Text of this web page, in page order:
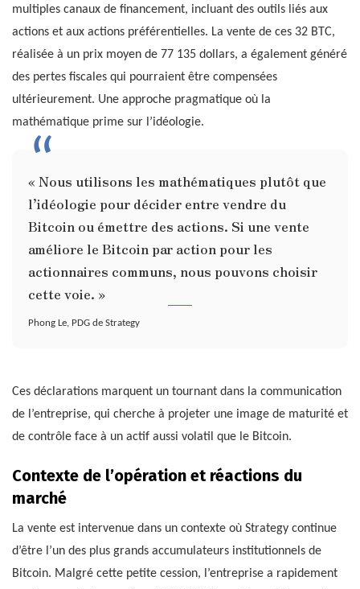
multiples canaux de financement, incluant des outils liés aux
actions et aux actions préférentielles. La vente de ces 32 BTC,
réalisée à un prix moyen de 77 135 dollars, a également généré
des pertes fiscales qui pourraient être compensées
ultérieurement. Une approche pragmatique où la
mathématique prime sur l’idéologie.
« Nous utilisons les mathématiques plutôt que
l’idéologie pour décider entre vendre du
Bitcoin ou émettre des actions. Si une vente
améliore le Bitcoin par action pour les
actionnaires communs, nous pouvons choisir
cette voie. »
Phong Le, PDG de Strategy
Ces déclarations marquent un tournant dans la communication
de l’entreprise, qui cherche à projeter une image de maturité et
de contrôle face à un actif aussi volatil que le Bitcoin.
Contexte de l’opération et réactions du
marché
La vente est intervenue dans un contexte où Strategy continue
d’être l’un des plus grands accumulateurs institutionnels de
Bitcoin. Malgré cette petite cession, l’entreprise a rapidement